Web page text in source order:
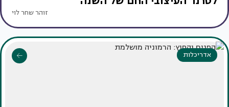
זוהר שחר לוי
אדריכלות